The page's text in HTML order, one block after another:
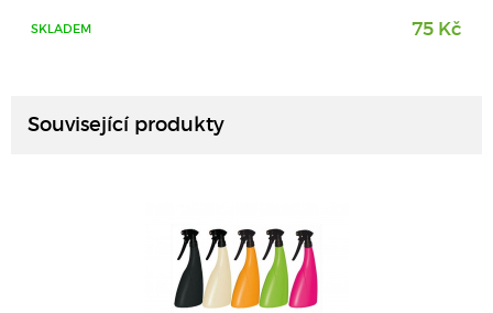
SKLADEM 75 Kč
Související produkty